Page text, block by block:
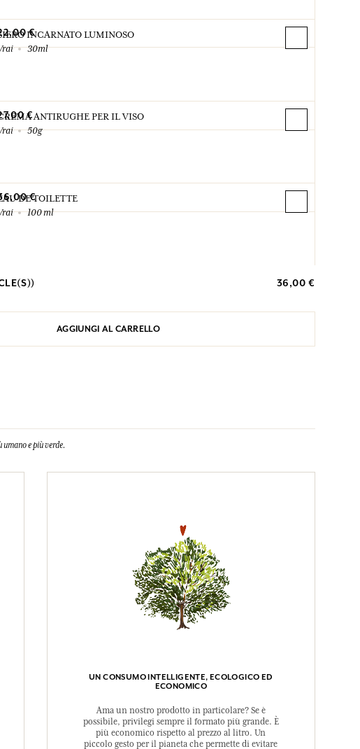
€
INCARNATO LUMINOSO
30ml
€ANTIRUGHE PER IL VISO
50g
€
DE TOILETTE
100 ml
€ 36,00 €
AGGIUNGI AL CARRELLO
e più verde.
UN CONSUMO INTELLIGENTE, ECOLOGICO ED
ECONOMICO
Ama un nostro prodotto in particolare? Se è
possibile, privilegi sempre il formato più grande. È
più economico rispetto al prezzo al litro. Un
piccolo gesto per il pianeta che permette di evitare